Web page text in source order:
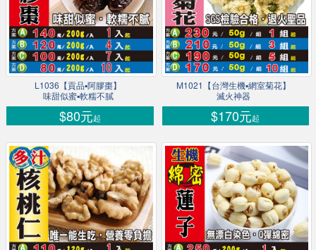
L1036【貢品▪阿膠棗】
味甜似蜜▪軟糯不膩
$80元起
M1021【台灣生機▪網室菊花】
滅火神器
$170元起